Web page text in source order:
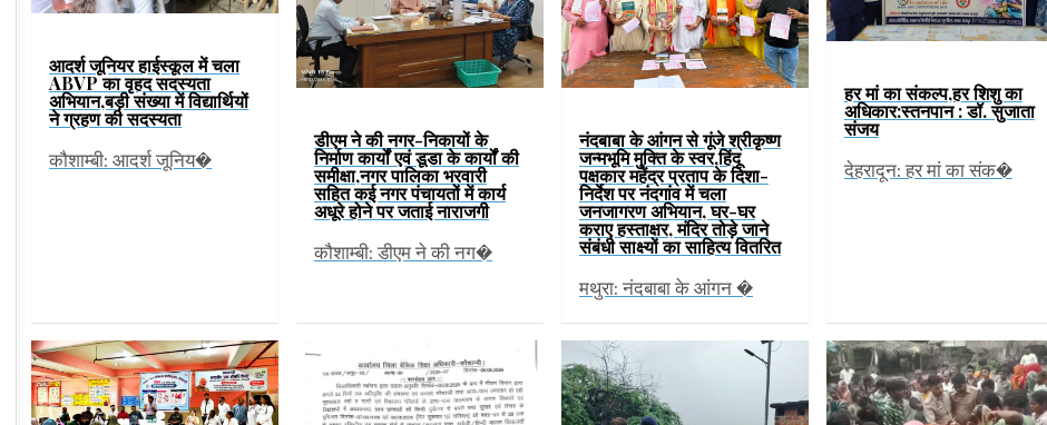
आदर्श जूनियर हाईस्कूल में चला
ABVP का वृहद सदस्यता
अभियान,बड़ी संख्या में विद्यार्थियों
ने ग्रहण की सदस्यता
कौशाम्बी: आदर्श जूनिय�
डीएम ने की नगर-निकायों के
निर्माण कार्यों एवं डूडा के कार्यों की
समीक्षा,नगर पालिका भरवारी
सहित कई नगर पंचायतों में कार्य
अधूरे होने पर जताई नाराजगी
कौशाम्बी: डीएम ने की नग�
नंदबाबा के आंगन से गूंजे श्रीकृष्ण
जन्मभूमि मुक्ति के स्वर,हिंदू
पक्षकार महेंद्र प्रताप के दिशा-
निर्देश पर नंदगांव में चला
जनजागरण अभियान, घर-घर
कराए हस्ताक्षर, मंदिर तोड़े जाने
संबंधी साक्ष्यों का साहित्य वितरित
मथुरा: नंदबाबा के आंगन �
हर मां का संकल्प,हर शिशु का
अधिकार:स्तनपान : डॉ. सुजाता
संजय
देहरादून: हर मां का संक�